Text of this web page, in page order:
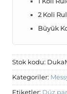
2 Koli
Büyük
Stok kodu:
Kategoriler:
Etiketler: Düz